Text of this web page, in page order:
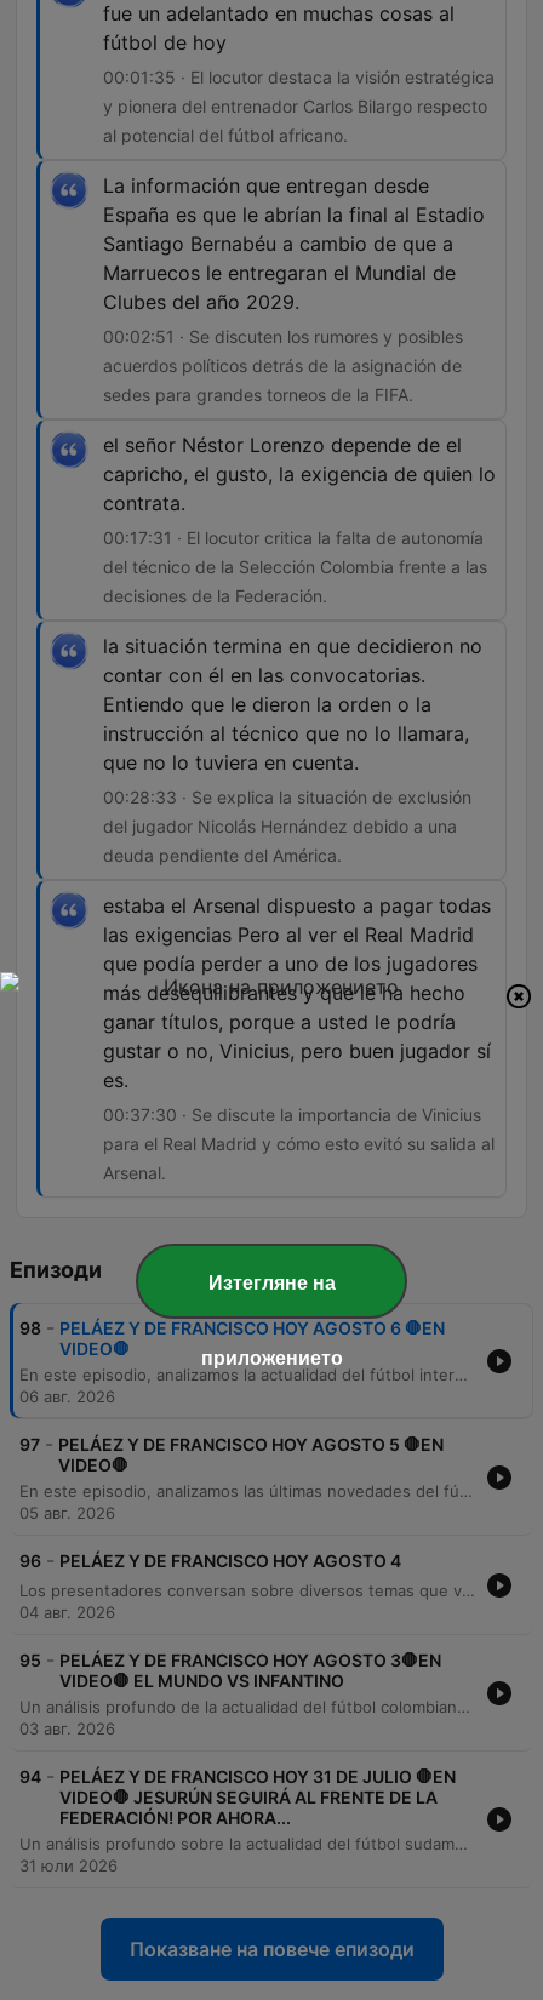
fue un adelantado en muchas cosas al
fútbol de hoy
00:01:35 · El locutor destaca la visión estratégica
y pionera del entrenador Carlos Bilargo respecto
al potencial del fútbol africano.
La información que entregan desde
España es que le abrían la final al Estadio
Santiago Bernabéu a cambio de que a
Marruecos le entregaran el Mundial de
Clubes del año 2029.
00:02:51 · Se discuten los rumores y posibles
acuerdos políticos detrás de la asignación de
sedes para grandes torneos de la FIFA.
el señor Néstor Lorenzo depende de el
capricho, el gusto, la exigencia de quien lo
contrata.
00:17:31 · El locutor critica la falta de autonomía
del técnico de la Selección Colombia frente a las
decisiones de la Federación.
la situación termina en que decidieron no
contar con él en las convocatorias.
Entiendo que le dieron la orden o la
instrucción al técnico que no lo llamara,
que no lo tuviera en cuenta.
00:28:33 · Se explica la situación de exclusión
del jugador Nicolás Hernández debido a una
deuda pendiente del América.
estaba el Arsenal dispuesto a pagar todas
las exigencias Pero al ver el Real Madrid
que podía perder a uno de los jugadores
más desequilibrantes y que le ha hecho
ganar títulos, porque a usted le podría
gustar o no, Vinicius, pero buen jugador sí
es.
00:37:30 · Se discute la importancia de Vinicius
para el Real Madrid y cómo esto evitó su salida al
Arsenal.
Епизоди
98 - PELÁEZ Y DE FRANCISCO HOY AGOSTO 6 🛑EN
VIDEO🛑
En este episodio, analizamos la actualidad del fútbol internacional y local, desde el documental sobre Carlos Bilardo y los rumores sobre la final del Mundial 2030, hasta el rendimiento de jugadores colombianos en ligas como la MLS y Brasil. También profundizamos en la crisis técnica de la Selección Colombia, los movimientos del mercado de fichajes —incluyendo casos como Manjoma Castillo y Nicolás Hernández— y las novedades sobre transferencias internacionales, arbitraje y la programación de la liga colombiana.
06 авг. 2026
97 - PELÁEZ Y DE FRANCISCO HOY AGOSTO 5 🛑EN
VIDEO🛑
En este episodio, analizamos las últimas novedades del fútbol internacional, desde la transferencia de Mohamed Salah al fútbol turco hasta los rumores sobre el futuro de Juan Fernando Quintero y Vinicius Jr. También repasamos la actualidad del torneo Clausura en Colombia, el desempeño de jugadores colombianos en Brasil y las noticias del Deportivo Cali. Además, exploramos temas diversos que van desde el homenaje a Franco Baresi en el Milán y la situación contractual de Hamilton Campas, hasta curiosidades como la colección de autos de Cristiano Ronaldo y las estrategias publicitarias en la Premier League.
05 авг. 2026
96 - PELÁEZ Y DE FRANCISCO HOY AGOSTO 4
Los presentadores conversan sobre diversos temas que van desde la música tropical clásica de Tito Rodríguez hasta noticias del fútbol colombiano e internacional. Analizan el empate entre Bucaramanga y Cúcuta, las ofertas por los derechos de la Dimayor y el traspaso del arquero Jordan García a la Universidad de Chile. También se analizan las alineaciones de equipos como Millonarios, Medellín y Pasto, junto con noticias sobre transferencias europeas, la trayectoria de Dylan Zárate y el retiro de Teófilo Gutiérrez. El episodio concluye abordando el fallecimiento de Jaime Llanes, las exigencias contractuales de Memphis Depay y las posibles sedes para el Mundial 2030.
04 авг. 2026
95 - PELÁEZ Y DE FRANCISCO HOY AGOSTO 3🛑EN
VIDEO🛑 EL MUNDO VS INFANTINO
Un análisis profundo de la actualidad del fútbol colombiano e internacional. Se examinan los resultados de la liga local, destacando el desempeño de Santa Fe, América de Cali y Boyacá Chicó, además de las novedades en fichajes y la situación de la Selección Colombia Sub-19. El episodio también aborda temas de política deportiva global, incluyendo la sucesión en la FIFA, la crisis de los clubes argentinos, la situación de los derechos televisivos en Colombia y el panorama de jugadores destacados como Vinicius Jr.
03 авг. 2026
94 - PELÁEZ Y DE FRANCISCO HOY 31 DE JULIO 🛑EN
VIDEO🛑 JESURÚN SEGUIRÁ AL FRENTE DE LA
FEDERACIÓN! POR AHORA...
Un análisis profundo sobre la actualidad del fútbol sudamericano y mundial, comenzando con el desempeño de Santa Fe en la Copa Sudamericana y la situación de jugadores colombianos en el exterior. Se exploran temas críticos como la presión económica sobre los futbolistas, las regulaciones de apuestas en Europa y Brasil, y las tensiones políticas dentro de la FIFA. El episodio también aborda las transferencias del Real Madrid, la competencia de John Javier Durán en el Benfica y las controversias administrativas en el deporte colombiano, incluyendo disputas legales entre clubes y los intereses económicos detrás de la gestión de partidos amistosos de la Selección Colombia.
31 юли 2026
Показване на повече епизоди
Изтегляне на
приложението